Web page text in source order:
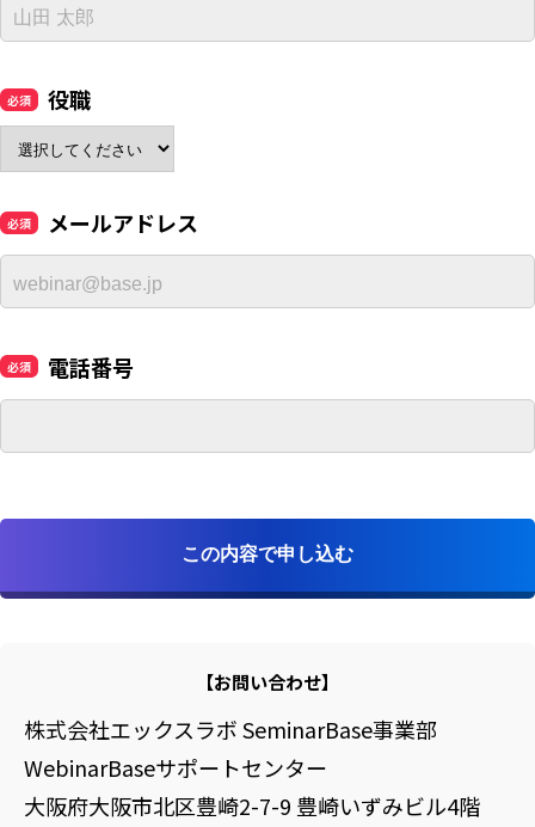
役職
メールアドレス
電話番号
【お問い合わせ】
株式会社エックスラボ SeminarBase事業部
WebinarBaseサポートセンター
大阪府大阪市北区豊崎2-7-9 豊崎いずみビル4階